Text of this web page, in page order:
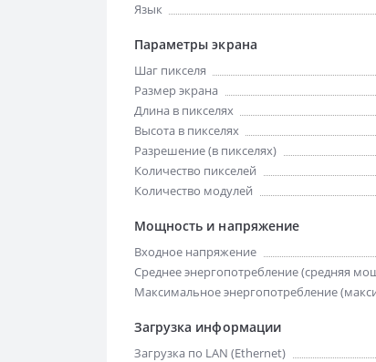
Язык
Параметры экрана
Шаг пикселя
Размер экрана
Длина в пикселях
Высота в пикселях
Разрешение (в пикселях)
Количество пикселей
Количество модулей
Мощность и напряжение
Входное напряжение
Среднее энергопотребление (средняя
Максимальное энергопотребление
Загрузка информации
Загрузка по LAN (Ethernet)